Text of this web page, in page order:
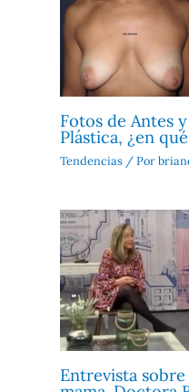
Fotos de Antes
Plástica, ¿en
Tendencias/ Por
Entrevista